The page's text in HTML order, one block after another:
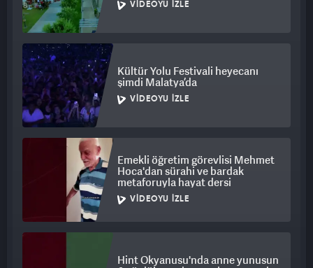
VIDEOYU İZLE
Kültür Yolu Festivali heyecanı
şimdi Malatya’da
VIDEOYU İZLE
Emekli öğretim görevlisi Mehmet
Hoca'dan sürahi ve bardak
metaforuyla hayat dersi
VIDEOYU İZLE
Hint Okyanusu'nda anne yunusun